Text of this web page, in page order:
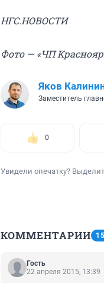
НГС.НОВОСТИ
Фото — «ЧП
Яков
Заместитель
0
Увидели опечатку?
КОММЕНТАРИИ 15
Гость
22 апреля 2015, 13:39